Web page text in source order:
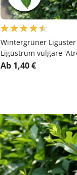
Wintergrüner
Ligustrum vulgare
Ab 1,40 €